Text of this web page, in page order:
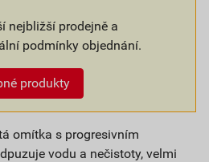
nejbližší prodejně a
podmínky objednání.
produkty
omítka s progresivním
vodu a nečistoty, velmi